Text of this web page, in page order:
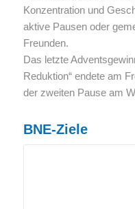
Konzentration und
aktive Pausen oder
Freunden.
Das letzte
Reduktion“ endete am
der zweiten Pause am
BNE-Ziele